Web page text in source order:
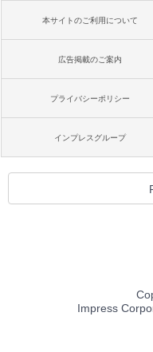
本サイトのご利用について
広告掲載のご案内
プライバシーポリシー
インプレスグループ
Impress